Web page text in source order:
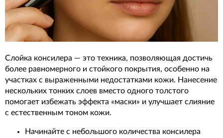
Слойка консилера — это техника, позволяющая достичь
более равномерного и стойкого покрытия, особенно на
участках с выраженными недостатками кожи. Нанесение
нескольких тонких слоев вместо одного толстого
помогает избежать эффекта «маски» и улучшает слияние
с естественным тоном кожи.
Начинайте с небольшого количества консилера